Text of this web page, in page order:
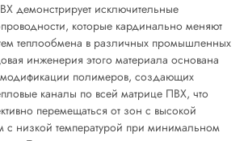
демонстрирует исключительные
которые кардинально меняют
теплообмена в различных промышленных
инженерия этого материала основана
полимеров, создающих
каналы по всей матрице ПВХ, что
перемещаться от зон с высокой
с низкой температурой при минимальном